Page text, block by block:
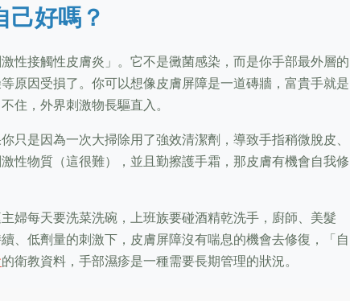
好嗎？
性接觸性皮膚炎」。它不是黴菌感染，而是你手部最外層的
原因受損了。你可以想像皮膚屏障是一道磚牆，富貴手就是
住，外界刺激物長驅直入。
只是因為一次大掃除用了強效清潔劑，導致手指稍微脫皮、
性物質（這很難），並且勤擦護手霜，那皮膚有機會自我修
婦每天要洗菜洗碗，上班族要碰酒精乾洗手，廚師、美髮
、低劑量的刺激下，皮膚屏障沒有喘息的機會去修復，「自
的衛教資料，手部濕疹是一種需要長期管理的狀況。